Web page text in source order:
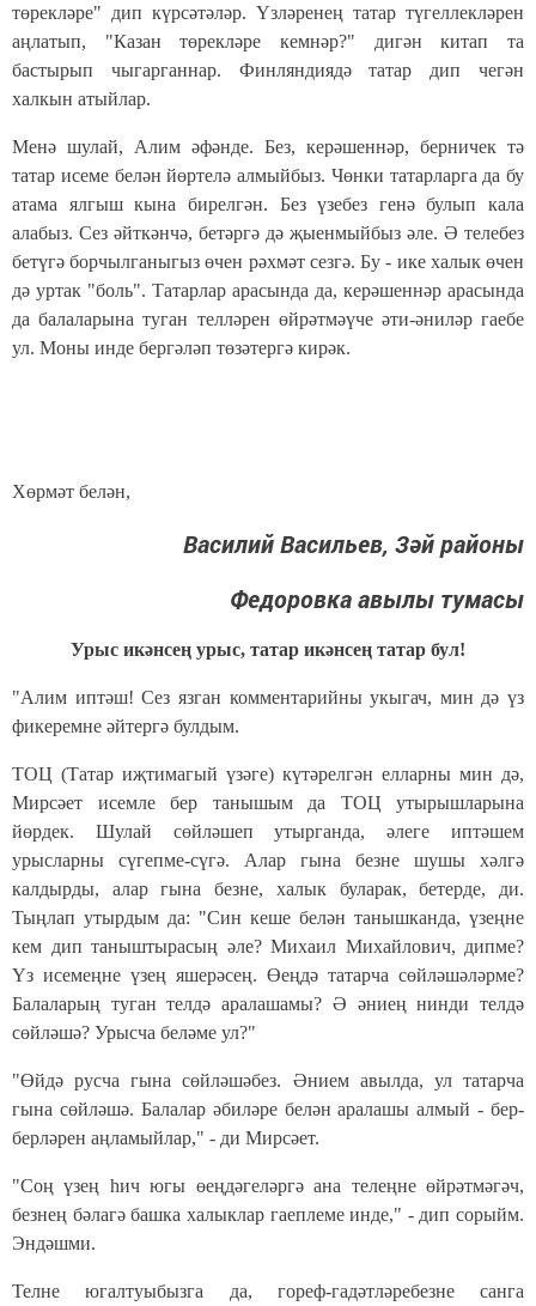
төрекләре" дип күрсәтәләр. Үзләренең татар түгеллекләрен
аңлатып, "Казан төрекләре кемнәр?" дигән китап та
бастырып чыгарганнар. Финляндиядә татар дип чегән
халкын атыйлар.
Менә шулай, Алим әфәнде. Без, керәшеннәр, берничек тә
татар исеме белән йөртелә алмыйбыз. Чөнки татарларга да бу
атама ялгыш кына бирелгән. Без үзебез генә булып кала
алабыз. Сез әйткәнчә, бетәргә дә җыенмыйбыз әле. Ә телебез
бетүгә борчылганыгыз өчен рәхмәт сезгә. Бу - ике халык өчен
дә уртак "боль". Татарлар арасында да, керәшеннәр арасында
да балаларына туган телләрен өйрәтмәүче әти-әниләр гаебе
ул. Моны инде бергәләп төзәтергә кирәк.
Хөрмәт белән,
Василий Васильев, Зәй районы
Федоровка авылы тумасы
Урыс икәнсең урыс, татар икәнсең татар бул!
"Алим иптәш! Сез язган комментарийны укыгач, мин дә үз
фикеремне әйтергә булдым.
ТОЦ (Татар иҗтимагый үзәге) күтәрелгән елларны мин дә,
Мирсәет исемле бер танышым да ТОЦ утырышларына
йөрдек. Шулай сөйләшеп утырганда, әлеге иптәшем
урысларны сүгепме-сүгә. Алар гына безне шушы хәлгә
калдырды, алар гына безне, халык буларак, бетерде, ди.
Тыңлап утырдым да: "Син кеше белән танышканда, үзеңне
кем дип таныштырасың әле? Михаил Михайлович, дипме?
Үз исемеңне үзең яшерәсең. Өеңдә татарча сөйләшәләрме?
Балаларың туган телдә аралашамы? Ә әниең нинди телдә
сөйләшә? Урысча беләме ул?"
"Өйдә русча гына сөйләшәбез. Әнием авылда, ул татарча
гына сөйләшә. Балалар әбиләре белән аралашы алмый - бер-
берләрен аңламыйлар," - ди Мирсәет.
"Соң үзең һич югы өеңдәгеләргә ана телеңне өйрәтмәгәч,
безнең бәлагә башка халыклар гаеплеме инде," - дип сорыйм.
Эндәшми.
Телне югалтуыбызга да, гореф-гадәтләребезне санга